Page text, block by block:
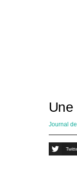
Une
Journal